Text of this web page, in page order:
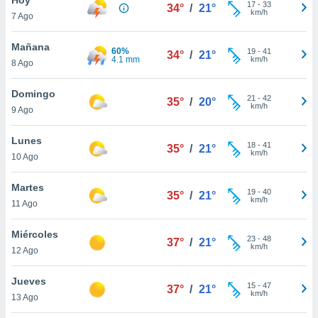
y
en
más
de
7 Ago
34° / 21° 17- 33
km/h
Mañana
8 Ago
60%
4.1 mm
34° / 21° 19- 41
km/h
Domingo
9 Ago
35° / 20° 21 - 42
km/h
Lunes
10 Ago
35° / 21° 18- 41
km/h
Martes
11 Ago
35° / 21° 19- 40
km/h
Miércoles
12 Ago
37° / 21° 23- 48
km/h
Jueves
13 Ago
37° / 21° 15- 47
km/h